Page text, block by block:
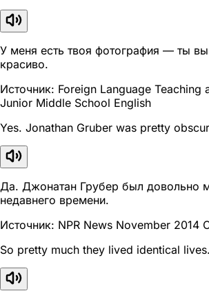
У меня есть твоя фотография — ты
красиво.
Источник: Foreign Language Teaching
Junior Middle School English
Yes. Jonathan Gruber was pretty
Да. Джонатан Грубер был довольно
недавнего времени.
Источник: NPR News November 2014
So pretty much they lived identical lives.